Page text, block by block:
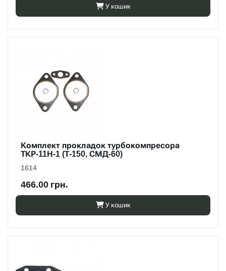
У кошик
Комплект прокладок турбокомпресора
ТКР-11Н-1 (Т-150, СМД-60)
1614
466.00 грн.
У кошик